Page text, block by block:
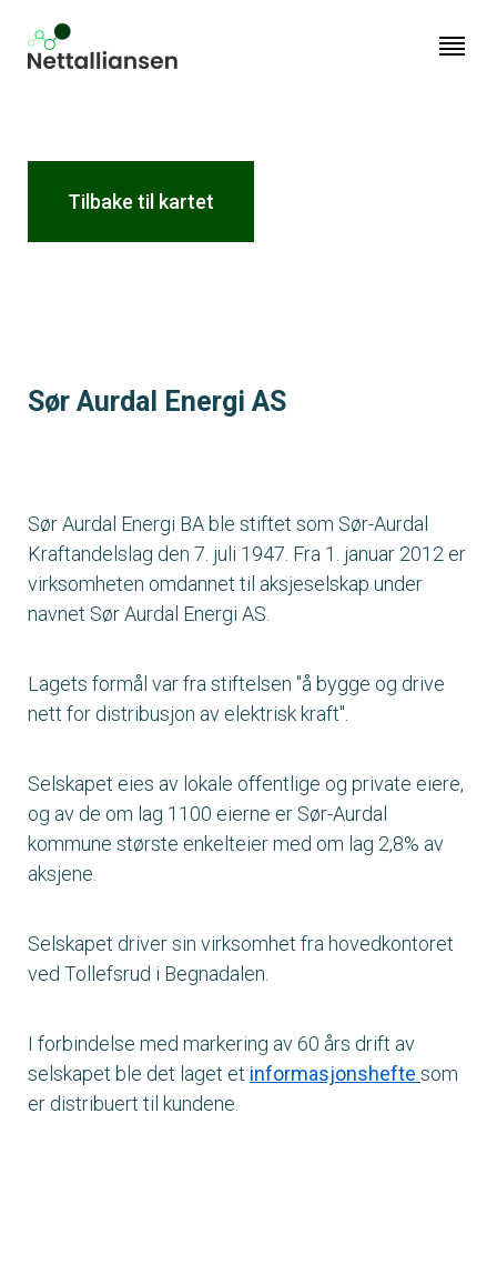
Tilbake til kartet
Sør Aurdal Energi AS
Sør Aurdal Energi BA ble stiftet som Sør-Aurdal
Kraftandelslag den 7. juli 1947. Fra 1. januar 2012 er
virksomheten omdannet til aksjeselskap under
navnet Sør Aurdal Energi AS.
Lagets formål var fra stiftelsen "å bygge og drive
nett for distribusjon av elektrisk kraft".
Selskapet eies av lokale offentlige og private eiere,
og av de om lag 1100 eierne er Sør-Aurdal
kommune største enkelteier med om lag 2,8% av
aksjene.
Selskapet driver sin virksomhet fra hovedkontoret
ved Tollefsrud i Begnadalen.
I forbindelse med markering av 60 års drift av
selskapet ble det laget et informasjonshefte som
er distribuert til kundene.